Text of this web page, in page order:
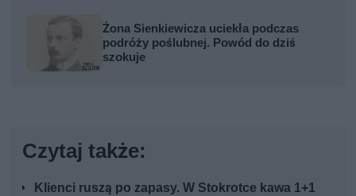
Żona Sienkiewicza uciekła podczas
podróży poślubnej. Powód do dziś
szokuje
Czytaj także:
Klienci ruszą po zapasy. W Stokrotce kawa 1+1